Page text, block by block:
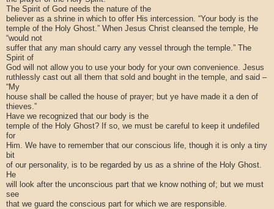
The Spirit of God needs the nature of the
believer as a shrine in which to offer His intercession. “Your body is the
temple of the Holy Ghost.” When Jesus Christ cleansed the temple, He
“would not
suffer that any man should carry any vessel through the temple.” The
Spirit of
God will not allow you to use your body for your own convenience. Jesus
ruthlessly cast out all them that sold and bought in the temple, and said –
“My
house shall be called the house of prayer; but ye have made it a den of
thieves.”
Have we recognized that our body is the
temple of the Holy Ghost? If so, we must be careful to keep it undefiled
for
Him. We have to remember that our conscious life, though it is only a tiny
bit
of our personality, is to be regarded by us as a shrine of the Holy Ghost.
He
will look after the unconscious part that we know nothing of; but we must
see
that we guard the conscious part for which we are responsible.